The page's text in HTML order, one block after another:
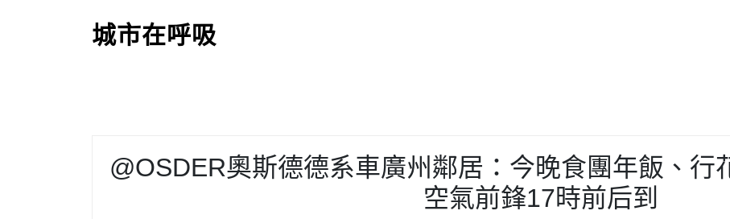
城市在呼吸
@OSDER奧斯德德系車廣州鄰居：今晚食團年飯、行
空氣前鋒17時前后到